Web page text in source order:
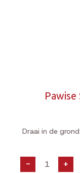
Draai in de
- +